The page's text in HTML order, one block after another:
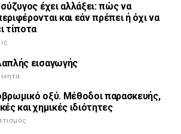
έχει αλλάξει: πώς να
και εάν πρέπει ή όχι να
τίποτα
εισαγωγής
οξύ. Μέθοδοι παρασκευής,
και χημικές ιδιότητες